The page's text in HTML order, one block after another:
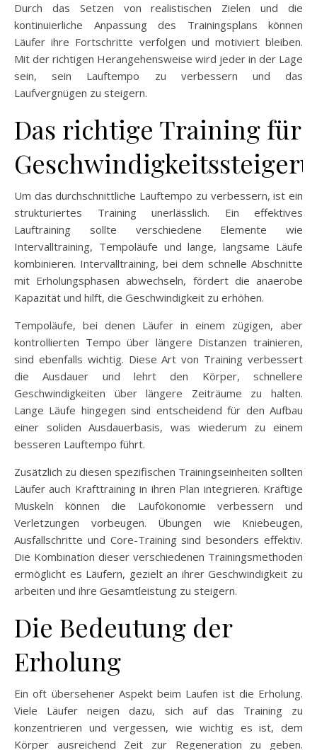
Durch das Setzen von realistischen Zielen und die
kontinuierliche Anpassung des Trainingsplans können
Läufer ihre Fortschritte verfolgen und motiviert bleiben.
Mit der richtigen Herangehensweise wird jeder in der Lage
sein, sein Lauftempo zu verbessern und das
Laufvergnügen zu steigern.
Das richtige Training für
Um das durchschnittliche Lauftempo zu verbessern, ist ein
strukturiertes Training unerlässlich. Ein effektives
Lauftraining sollte verschiedene Elemente wie
Intervalltraining, Tempoläufe und lange, langsame Läufe
kombinieren. Intervalltraining, bei dem schnelle Abschnitte
mit Erholungsphasen abwechseln, fördert die anaerobe
Kapazität und hilft, die Geschwindigkeit zu erhöhen.
Tempoläufe, bei denen Läufer in einem zügigen, aber
kontrollierten Tempo über längere Distanzen trainieren,
sind ebenfalls wichtig. Diese Art von Training verbessert
die Ausdauer und lehrt den Körper, schnellere
Geschwindigkeiten über längere Zeiträume zu halten.
Lange Läufe hingegen sind entscheidend für den Aufbau
einer soliden Ausdauerbasis, was wiederum zu einem
besseren Lauftempo führt.
Zusätzlich zu diesen spezifischen Trainingseinheiten sollten
Läufer auch Krafttraining in ihren Plan integrieren. Kräftige
Muskeln können die Laufökonomie verbessern und
Verletzungen vorbeugen. Übungen wie Kniebeugen,
Ausfallschritte und Core-Training sind besonders effektiv.
Die Kombination dieser verschiedenen Trainingsmethoden
ermöglicht es Läufern, gezielt an ihrer Geschwindigkeit zu
arbeiten und ihre Gesamtleistung zu steigern.
Die Bedeutung der
Erholung
Ein oft übersehener Aspekt beim Laufen ist die Erholung.
Viele Läufer neigen dazu, sich auf das Training zu
konzentrieren und vergessen, wie wichtig es ist, dem
Körper ausreichend Zeit zur Regeneration zu geben.